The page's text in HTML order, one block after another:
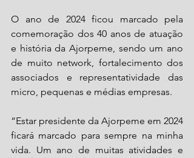
O ano de 2024 ficou marcado pela
comemoração dos 40 anos de atuação
e história da Ajorpeme, sendo um ano
de muito network, fortalecimento dos
associados e representatividade das
micro, pequenas e médias empresas.
“Estar presidente da Ajorpeme em 2024
ficará marcado para sempre na minha
vida. Um ano de muitas atividades e